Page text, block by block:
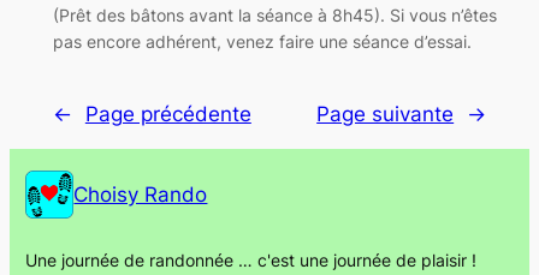
(Prêt des bâtons avant la séance à 8h45). Si vous n’êtes
pas encore adhérent, venez faire une séance d’essai.
← Page précédente Page suivante →
Choisy Rando
Une journée de randonnée … c'est une journée de plaisir !